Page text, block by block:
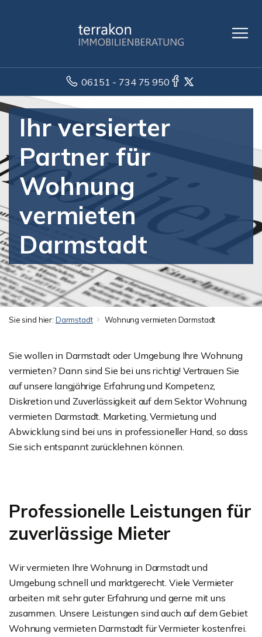
06151 - 734 75 950
Ihr versierter
Partner für
Wohnung
vermieten
Darmstadt
Sie sind hier: Darmstadt Wohnung vermieten Darmstadt
Sie wollen in Darmstadt oder Umgebung Ihre Wohnung
vermieten? Dann sind Sie bei uns richtig! Vertrauen Sie
auf unsere langjährige Erfahrung und Kompetenz,
Diskretion und Zuverlässigkeit auf dem Sektor Wohnung
vermieten Darmstadt. Marketing, Vermietung und
Abwicklung sind bei uns in professioneller Hand, so dass
Sie sich entspannt zurücklehnen können.
Professionelle Leistungen für
zuverlässige Mieter
Wir vermieten Ihre Wohnung in Darmstadt und
Umgebung schnell und marktgerecht. Viele Vermieter
arbeiten mit sehr guter Erfahrung und gerne mit uns
zusammen. Unsere Leistungen sind auch auf dem Gebiet
Wohnung vermieten Darmstadt für Vermieter kostenfrei.